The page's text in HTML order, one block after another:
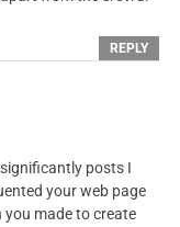
REPLY
posts I
your web page
made to create